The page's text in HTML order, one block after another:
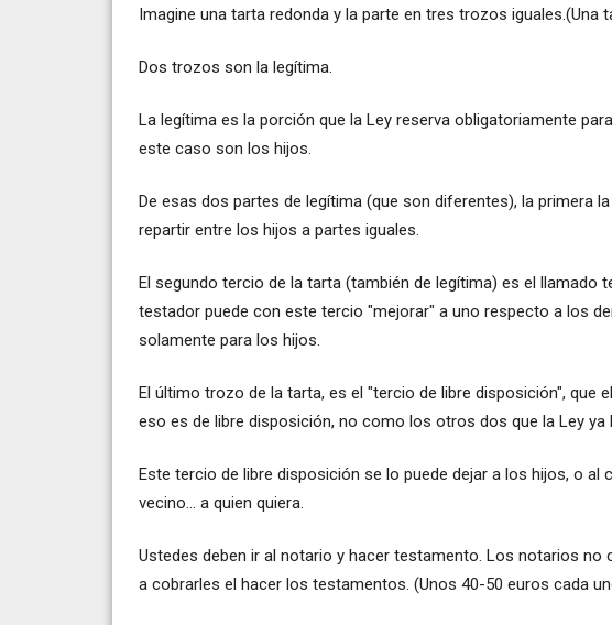
Imagine una tarta redonda y la parte en tres trozos iguales.(Una
Dos trozos son la legítima.
La legítima es la porción que la Ley reserva obligatoriamente
este caso son los hijos.
De esas dos partes de legítima (que son diferentes), la primera
repartir entre los hijos a partes iguales.
El segundo tercio de la tarta (también de legítima) es el llamado
testador puede con este tercio "mejorar" a uno respecto a los
solamente para los hijos.
El último trozo de la tarta, es el "tercio de libre disposición", que
eso es de libre disposición, no como los otros dos que la Ley ya
Este tercio de libre disposición se lo puede dejar a los hijos, o al
vecino... a quien quiera.
Ustedes deben ir al notario y hacer testamento. Los notarios no
a cobrarles el hacer los testamentos. (Unos 40-50 euros cada